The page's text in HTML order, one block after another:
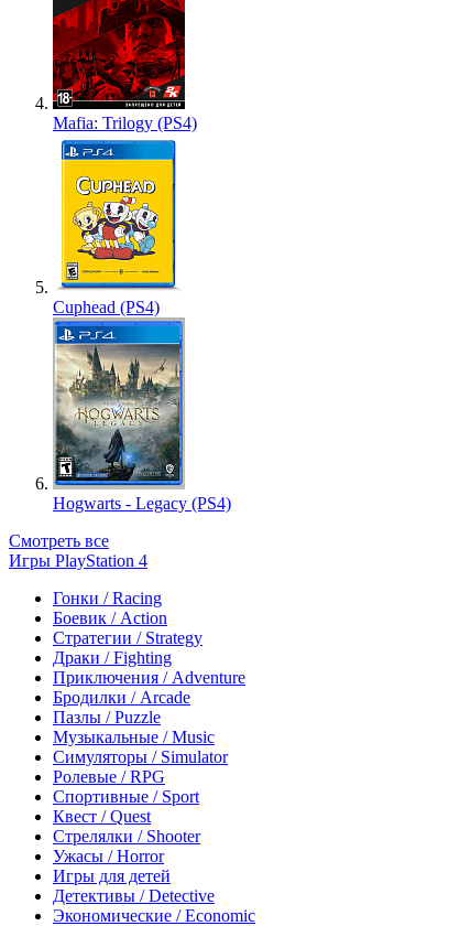
Mafia: Trilogy (PS4)
Cuphead (PS4)
Hogwarts - Legacy (PS4)
Смотреть все
Игры PlayStation 4
Гонки / Racing
Боевик / Action
Стратегии / Strategy
Драки / Fighting
Приключения / Adventure
Бродилки / Arcade
Пазлы / Puzzle
Музыкальные / Music
Симуляторы / Simulator
Ролевые / RPG
Спортивные / Sport
Квест / Quest
Стрелялки / Shooter
Ужасы / Horror
Игры для детей
Детективы / Detective
Экономические / Economic